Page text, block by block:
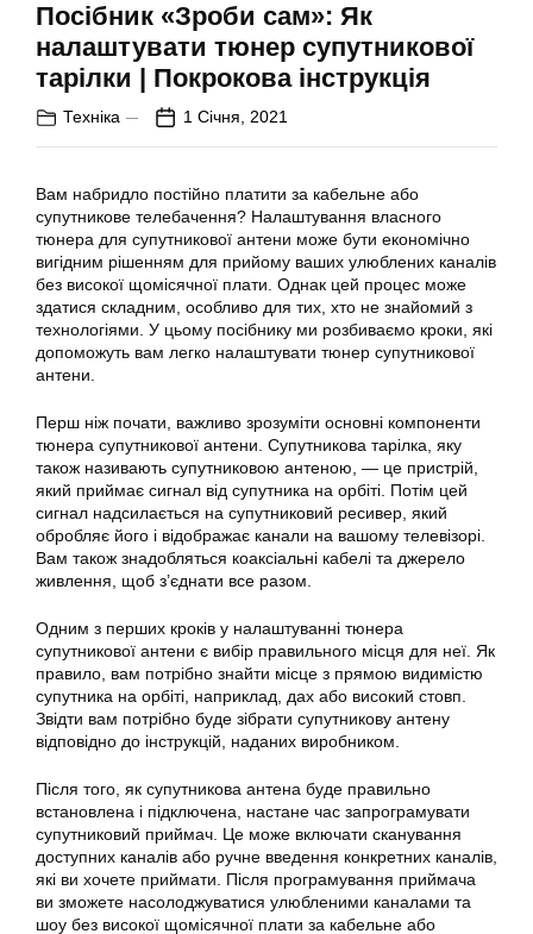
Посібник «Зроби сам»: Як
налаштувати тюнер супутникової
тарілки | Покрокова інструкція
Техніка 1 Січня, 2021
Вам набридло постійно платити за кабельне або
супутникове телебачення? Налаштування власного
тюнера для супутникової антени може бути економічно
вигідним рішенням для прийому ваших улюблених каналів
без високої щомісячної плати. Однак цей процес може
здатися складним, особливо для тих, хто не знайомий з
технологіями. У цьому посібнику ми розбиваємо кроки, які
допоможуть вам легко налаштувати тюнер супутникової
антени.
Перш ніж почати, важливо зрозуміти основні компоненти
тюнера супутникової антени. Супутникова тарілка, яку
також називають супутниковою антеною, — це пристрій,
який приймає сигнал від супутника на орбіті. Потім цей
сигнал надсилається на супутниковий ресивер, який
обробляє його і відображає канали на вашому телевізорі.
Вам також знадобляться коаксіальні кабелі та джерело
живлення, щоб з’єднати все разом.
Одним з перших кроків у налаштуванні тюнера
супутникової антени є вибір правильного місця для неї. Як
правило, вам потрібно знайти місце з прямою видимістю
супутника на орбіті, наприклад, дах або високий стовп.
Звідти вам потрібно буде зібрати супутникову антену
відповідно до інструкцій, наданих виробником.
Після того, як супутникова антена буде правильно
встановлена і підключена, настане час запрограмувати
супутниковий приймач. Це може включати сканування
доступних каналів або ручне введення конкретних каналів,
які ви хочете приймати. Після програмування приймача
ви зможете насолоджуватися улюбленими каналами та
шоу без високої щомісячної плати за кабельне або